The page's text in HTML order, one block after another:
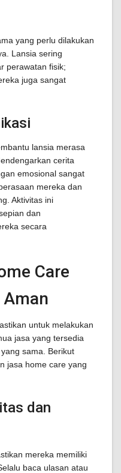
yang perlu dilakukan
Lansia sering
perawatan fisik;
juga sangat
lansia merasa
cerita
emosional sangat
mereka dan
Aktivitas ini
dan
secara
Care
untuk melakukan
jasa yang tersedia
sama. Berikut
jasa home care yang
dan
mereka memiliki
baca ulasan atau